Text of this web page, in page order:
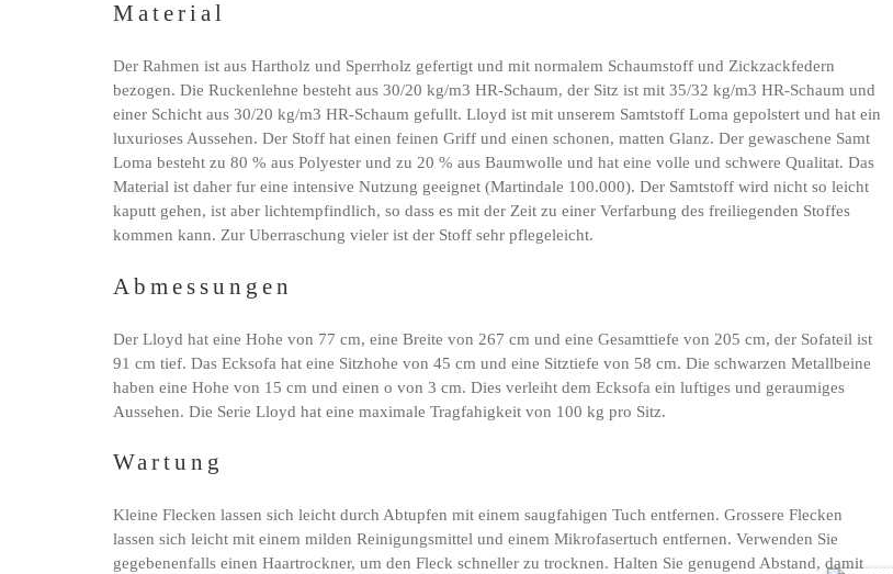
Material
Der Rahmen ist aus Hartholz und Sperrholz gefertigt und mit normalem Schaumstoff und Zickzackfedern
bezogen. Die Ruckenlehne besteht aus 30/20 kg/m3 HR-Schaum, der Sitz ist mit 35/32 kg/m3 HR-Schaum und
einer Schicht aus 30/20 kg/m3 HR-Schaum gefullt. Lloyd ist mit unserem Samtstoff Loma gepolstert und hat ein
luxurioses Aussehen. Der Stoff hat einen feinen Griff und einen schonen, matten Glanz. Der gewaschene Samt
Loma besteht zu 80 % aus Polyester und zu 20 % aus Baumwolle und hat eine volle und schwere Qualitat. Das
Material ist daher fur eine intensive Nutzung geeignet (Martindale 100.000). Der Samtstoff wird nicht so leicht
kaputt gehen, ist aber lichtempfindlich, so dass es mit der Zeit zu einer Verfarbung des freiliegenden Stoffes
kommen kann. Zur Uberraschung vieler ist der Stoff sehr pflegeleicht.
Abmessungen
Der Lloyd hat eine Hohe von 77 cm, eine Breite von 267 cm und eine Gesamttiefe von 205 cm, der Sofateil ist
91 cm tief. Das Ecksofa hat eine Sitzhohe von 45 cm und eine Sitztiefe von 58 cm. Die schwarzen Metallbeine
haben eine Hohe von 15 cm und einen o von 3 cm. Dies verleiht dem Ecksofa ein luftiges und geraumiges
Aussehen. Die Serie Lloyd hat eine maximale Tragfahigkeit von 100 kg pro Sitz.
Wartung
Kleine Flecken lassen sich leicht durch Abtupfen mit einem saugfahigen Tuch entfernen. Grossere Flecken
lassen sich leicht mit einem milden Reinigungsmittel und einem Mikrofasertuch entfernen. Verwenden Sie
gegebenenfalls einen Haartrockner, um den Fleck schneller zu trocknen. Halten Sie genugend Abstand, damit